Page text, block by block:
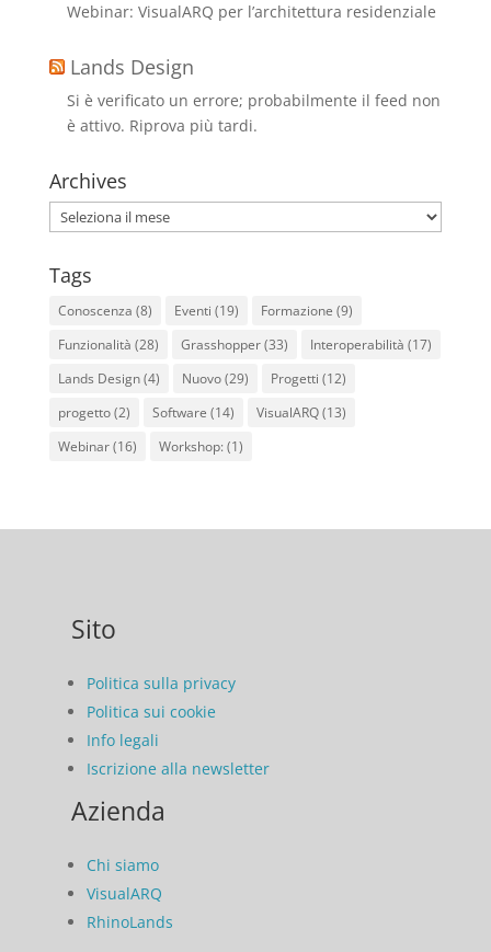
Webinar: VisualARQ per l’architettura residenziale
Lands Design
Si è verificato un errore; probabilmente il feed non
è attivo. Riprova più tardi.
Archives
Archives
Tags
Conoscenza (8) Eventi (19) Formazione (9)
Funzionalità (28) Grasshopper(33) Interoperabilità (17)
Lands Design(4) Nuovo(29) Progetti (12)
progetto(2) Software (14) VisualARQ(13)
Webinar(16) Workshop: (1)
Sito
Politica sulla privacy
Politica sui cookie
Info legali
Iscrizione alla newsletter
Azienda
Chi siamo
VisualARQ
RhinoLands